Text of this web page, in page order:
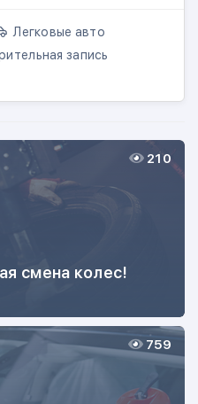
Легковые авто
запись
смена колес!
210
759